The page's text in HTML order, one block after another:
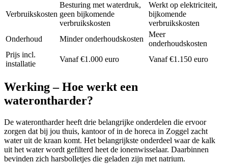
Verbruikskosten
Besturing met waterdruk,
geen bijkomende
verbruikskosten
Werkt op elektriciteit,
bijkomende
verbruikskosten
Onderhoud
Minder onderhoudskosten
Meer
onderhoudskosten
Prijs incl.
installatie
Vanaf €1.000 euro Vanaf €1.150 euro
Werking – Hoe werkt een
waterontharder?
De waterontharder heeft drie belangrijke onderdelen die ervoor
zorgen dat bij jou thuis, kantoor of in de horeca in Zoggel zacht
water uit de kraan komt. Het belangrijkste onderdeel waar de kalk
uit het water wordt gefilterd heet de ionenwisselaar. Daarbinnen
bevinden zich harsbolletjes die geladen zijn met natrium.